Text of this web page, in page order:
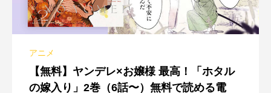
アニメ
【無料】ヤンデレ×お嬢様 最高！「ホタル
の嫁入り」2巻（6話〜）無料で読める電